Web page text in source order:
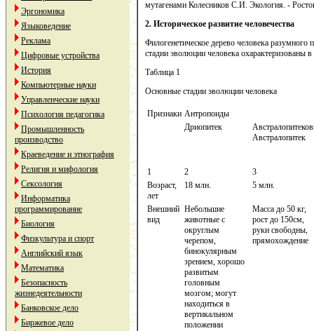
Эргономика
Языковедение
Реклама
Цифровые устройства
История
Компьютерные науки
Управленческие науки
Психология педагогика
Промышленность
производство
Краеведение и этнография
Религия и мифология
Сексология
Информатика
программирование
Биология
Физкультура и спорт
Английский язык
Математика
Безопасность
жизнедеятельности
Банковское дело
Биржевое дело
мутагенами Колесников С.И. Экология. -
2. Историческое развитие человечества
Филогенетическое дерево человека
стадии эволюции человека охарактеризованы в
Таблица 1
Основные стадии эволюции человека
Признаки Антропоиды
Дриопитек
Австралопитек
1 2
3
Возраст,
лет
18 млн. 5 млн.
Внешний
вид
Небольшие
животные с
округлым
черепом,
бинокулярным
зрением, хорошо
развитым
головным
мозгом; могут
находиться в
вертикальном
положении
Масса до 50 кг,
рост до 150см,
руки свободны,
прямохождение